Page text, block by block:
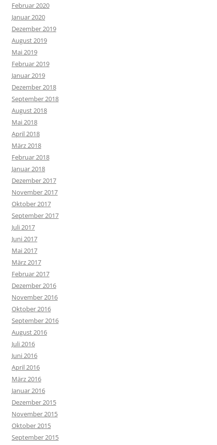
Februar 2020
Januar 2020
Dezember 2019
August 2019
Mai 2019
Februar 2019
Januar 2019
Dezember 2018
September 2018
August 2018
Mai 2018
April 2018
März 2018
Februar 2018
Januar 2018
Dezember 2017
November 2017
Oktober 2017
September 2017
Juli 2017
Juni 2017
Mai 2017
März 2017
Februar 2017
Dezember 2016
November 2016
Oktober 2016
September 2016
August 2016
Juli 2016
Juni 2016
April 2016
März 2016
Januar 2016
Dezember 2015
November 2015
Oktober 2015
September 2015